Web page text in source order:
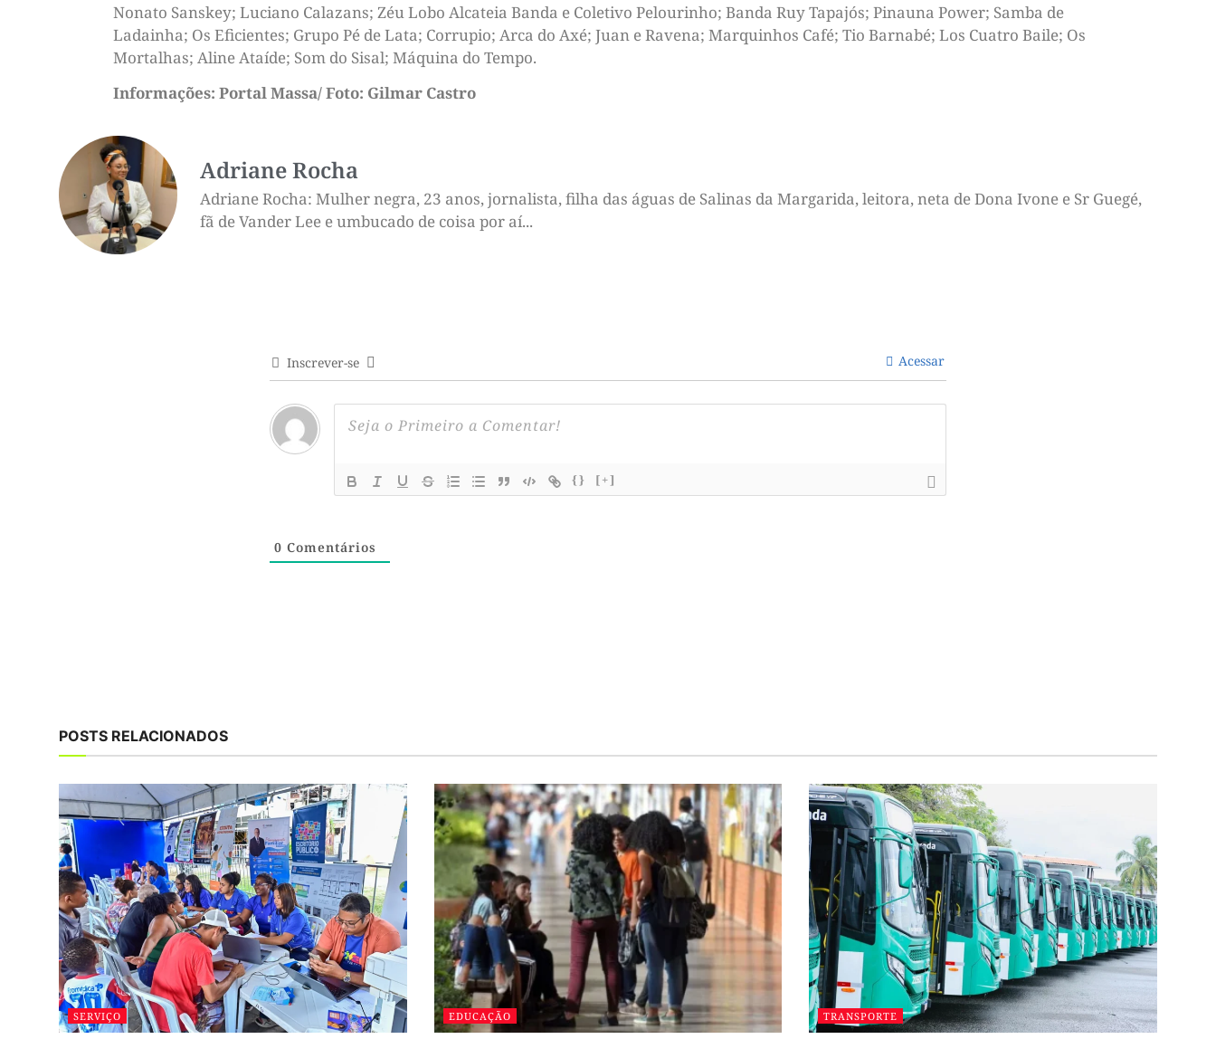
Nonato Sanskey; Luciano Calazans; Zéu Lobo Alcateia Banda e Coletivo Pelourinho; Banda Ruy Tapajós; Pinauna Power; Samba de
Ladainha; Os Eficientes; Grupo Pé de Lata; Corrupio; Arca do Axé; Juan e Ravena; Marquinhos Café; Tio Barnabé; Los Cuatro Baile; Os
Mortalhas; Aline Ataíde; Som do Sisal; Máquina do Tempo.
Informações: Portal Massa/ Foto: Gilmar Castro
Adriane Rocha
Adriane Rocha: Mulher negra, 23 anos, jornalista, filha das águas de Salinas da Margarida, leitora, neta de Dona Ivone e Sr Guegé,
fã de Vander Lee e umbucado de coisa por aí...
Inscrever-se Acessar
{} [+]
0 Comentários
POSTS RELACIONADOS
SERVIÇO EDUCAÇÃO TRANSPORTE